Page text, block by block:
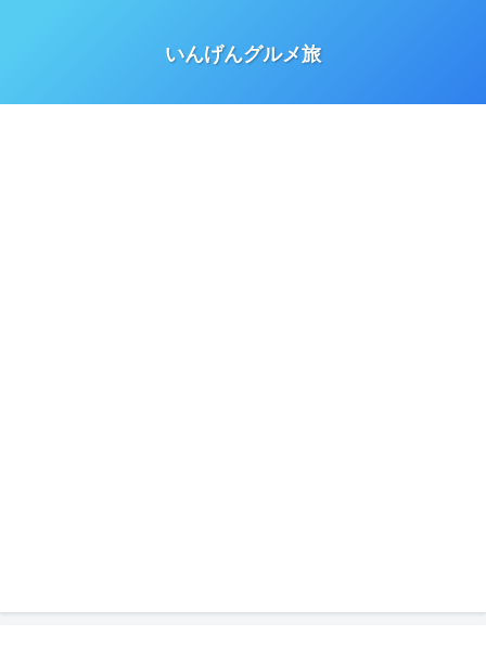
いんげんグルメ旅